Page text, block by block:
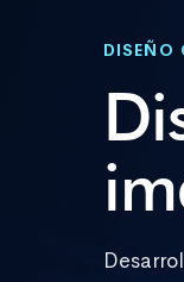
DISEÑO